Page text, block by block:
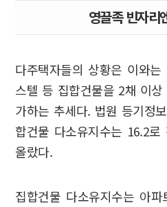
영끌족 빈자리
다주택자들의 상황은 이와
스텔 등 집합건물을 2채 이
가하는 추세다. 법원 등기정
합건물 다소유지수는 16.2
올랐다.
집합건물 다소유지수는 아파